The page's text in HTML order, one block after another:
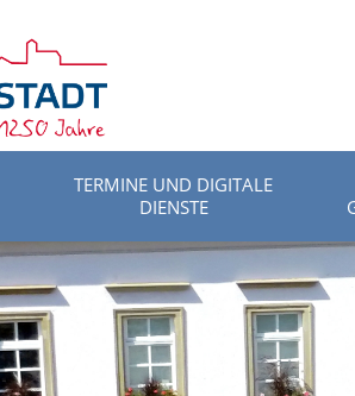
TERMINE UND DIGITALE
DIENSTE